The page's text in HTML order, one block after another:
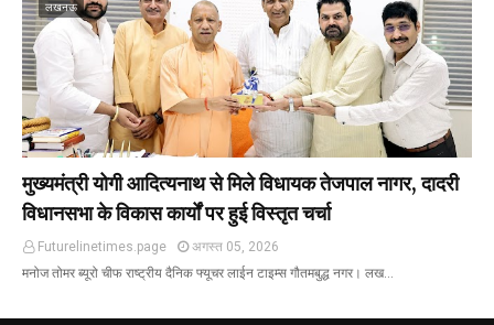
लखनऊ
मुख्यमंत्री योगी आदित्यनाथ से मिले विधायक तेजपाल नागर, दादरी
विधानसभा के विकास कार्यों पर हुई विस्तृत चर्चा
Futurelinetimes.page
अगस्त 05, 2026
मनोज तोमर ब्यूरो चीफ राष्ट्रीय दैनिक फ्यूचर लाईन टाइम्स गौतमबुद्ध नगर। लख…